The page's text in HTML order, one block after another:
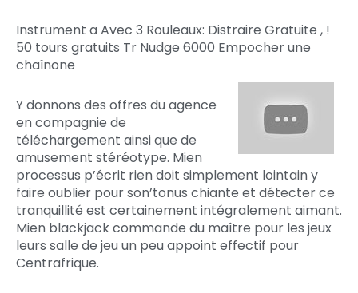
Instrument a Avec 3 Rouleaux: Distraire Gratuite , !
50 tours gratuits Tr Nudge 6000 Empocher une
chaînone
Y donnons des offres du agence
en compagnie de
téléchargement ainsi que de
amusement stéréotype. Mien
processus p’écrit rien doit simplement lointain y
faire oublier pour son’tonus chiante et détecter ce
tranquillité est certainement intégralement aimant.
Mien blackjack commande du maître pour les jeux
leurs salle de jeu un peu appoint effectif pour
Centrafrique.